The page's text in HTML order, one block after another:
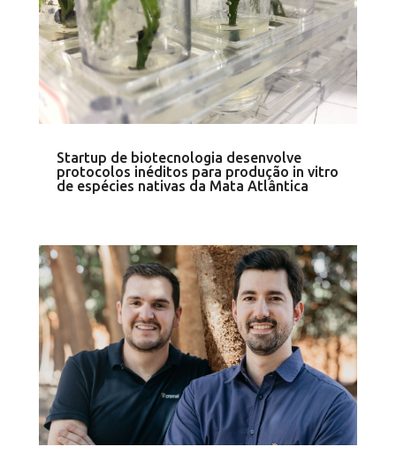
Startup de biotecnologia desenvolve
protocolos inéditos para produção in vitro
de espécies nativas da Mata Atlântica